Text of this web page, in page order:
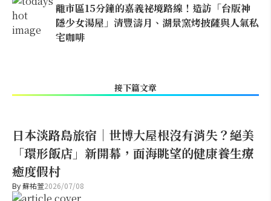
離市區15分鐘的嘉義祕境路線！造訪「台版神
隱少女湯屋」清豐濤月、湖景窯烤披薩與人氣私
宅咖啡
接下篇文章
日本淡路島旅宿｜世博大屋根沒有消失？絕美
「環形飯店」新開幕，面海眺望的健康養生療
癒度假村
By蘇祐萱2026/07/08